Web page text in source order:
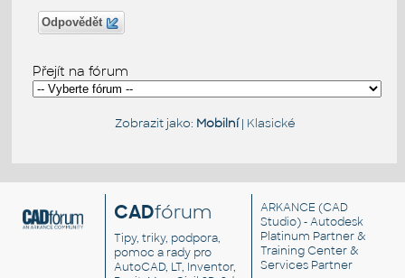
Odpovědět
Přejít na fórum
Zobrazit jako: Mobilní| Klasické
CADfórum
Tipy, triky, podpora,
pomoc a rady pro
AutoCAD, LT, Inventor,
ARKANCE (CAD
Studio) - Autodesk
Platinum Partner &
Training Center &
Services Partner